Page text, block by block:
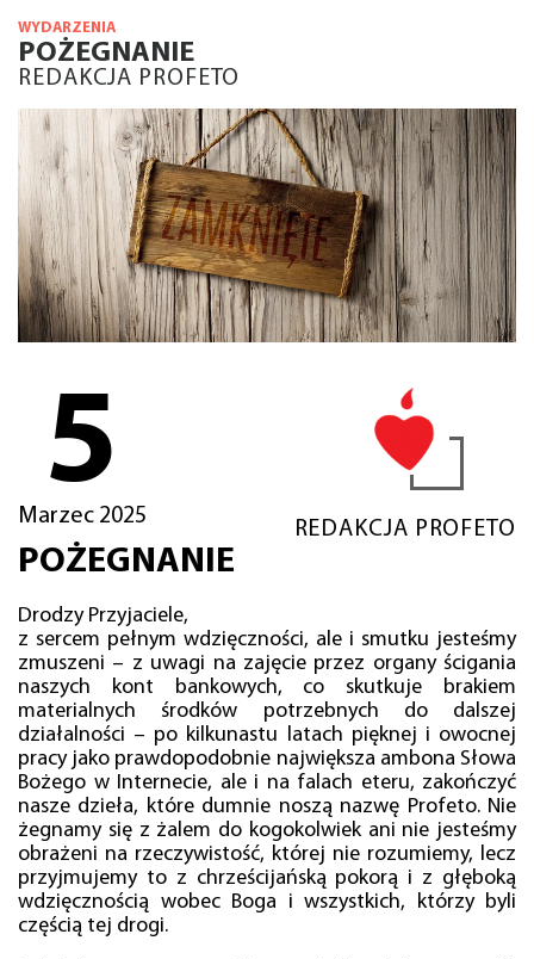
WYDARZENIA
POŻEGNANIE
REDAKCJA PROFETO
5
Marzec 2025
REDAKCJA PROFETO
POŻEGNANIE
Drodzy Przyjaciele,
z sercem pełnym wdzięczności, ale i smutku jesteśmy
zmuszeni – z uwagi na zajęcie przez organy ścigania
naszych kont bankowych, co skutkuje brakiem
materialnych środków potrzebnych do dalszej
działalności – po kilkunastu latach pięknej i owocnej
pracy jako prawdopodobnie największa ambona Słowa
Bożego w Internecie, ale i na falach eteru, zakończyć
nasze dzieła, które dumnie noszą nazwę Profeto. Nie
żegnamy się z żalem do kogokolwiek ani nie jesteśmy
obrażeni na rzeczywistość, której nie rozumiemy, lecz
przyjmujemy to z chrześcijańską pokorą i z głęboką
wdzięcznością wobec Boga i wszystkich, którzy byli
częścią tej drogi.